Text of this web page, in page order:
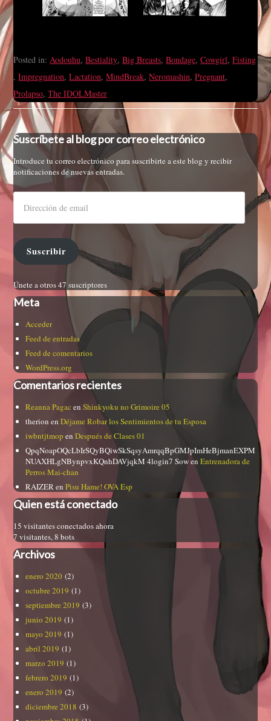
Posted in: Aodouhu,Bestiality,Big Breasts,Bondage,Cowgirl,Fisting
,Impregnation,Lactation,MindBreak,Neromashin,Pregnant,
Prolapso,The IDOLMaster
Suscríbete al blog por correo electrónico
Introduce tu correo electrónico para suscribirte a este blog y recibir
notificaciones de nuevas entradas.
Suscribir
Únete a otros 47 suscriptores
Meta
Acceder
Feed de entradas
Feed de comentarios
WordPress.org
Comentarios recientes
Reanna Pagac enShinkyoku no Grimoire 05
therion enDéjame Robar los Sentimientos de tu Esposa
iwbntjtmop enDespués de Clases 01
QpqNoapOQcLbIrSQyBQiwSkSqsyAmrqqBpGMJpImHeBjmanEXPM
NUAXHLgNBynpvxKQnhDAVjqkM 4login7 SowenEntrenadora de
Perros Mai-chan
RAIZERenPisu Hame! OVA Esp
Quien está conectado
15 visitantes conectados ahora
7 visitantes,8 bots
Archivos
enero 2020 (2)
octubre 2019 (1)
septiembre 2019 (3)
junio 2019 (1)
mayo 2019 (1)
abril 2019 (1)
marzo 2019 (1)
febrero 2019 (1)
enero 2019 (2)
diciembre 2018 (3)